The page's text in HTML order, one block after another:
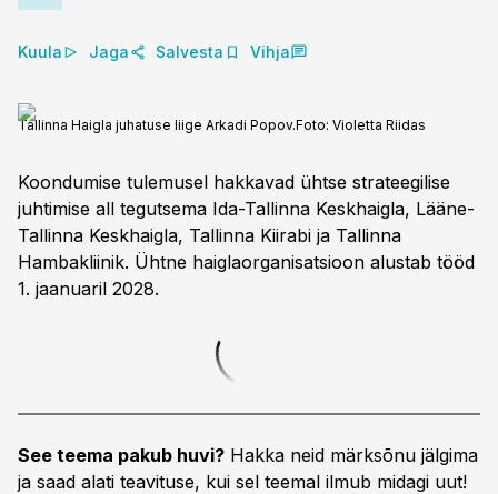
Kuula Jaga Salvesta Vihja
Tallinna Haigla juhatuse liige Arkadi Popov.Foto: Violetta Riidas
Koondumise tulemusel hakkavad ühtse strateegilise
juhtimise all tegutsema Ida-Tallinna Keskhaigla, Lääne-
Tallinna Keskhaigla, Tallinna Kiirabi ja Tallinna
Hambakliinik. Ühtne haiglaorganisatsioon alustab tööd
1. jaanuaril 2028.
See teema pakub huvi? Hakka neid märksõnu jälgima
ja saad alati teavituse, kui sel teemal ilmub midagi uut!